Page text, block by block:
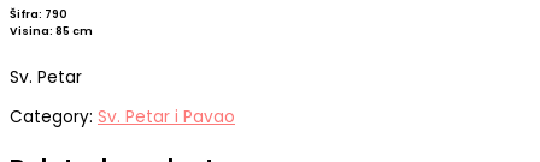
Šifra: 790
Visina: 85 cm
Sv. Petar
Category: Sv. Petar i Pavao